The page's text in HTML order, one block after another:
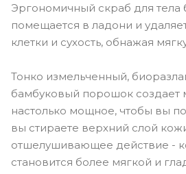
Эргономичный скраб для тела
помещается в ладони и
клетки и сухость, обнажая
Тонко измельченный,
бамбуковый порошок создает
настолько мощное, чтобы вы
вы стираете верхний слой
отшелушивающее действие -
становится более мягкой и